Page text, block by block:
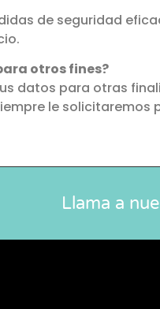
de seguridad
otros fines?
datos para otras
le solicitaremos
Llama a